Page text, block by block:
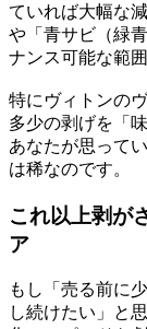
ていれば大幅な
や「青サビ（緑
ナンス可能な範
特にヴィトンの
多少の剥げを「
あなたが思って
は稀なのです。
これ以上剥が
ア
もし「売る前に
し続けたい」と